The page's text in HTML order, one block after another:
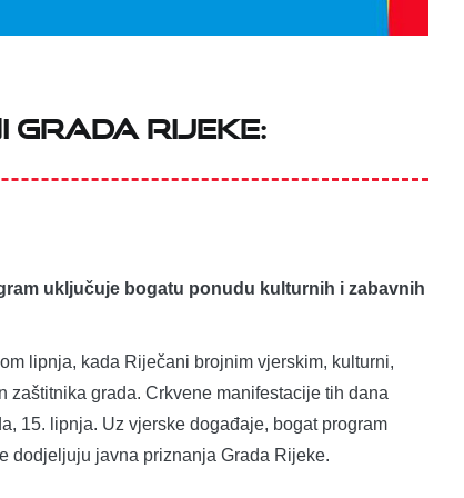
grada Rijeke:
uključuje bogatu ponudu kulturnih i zabavnih
lipnja, kada Riječani brojnim vjerskim, kulturni,
grada. Crkvene manifestacije tih dana
15. lipnja. Uz vjerske događaje, bogat program
dodjeljuju javna priznanja Grada Rijeke.